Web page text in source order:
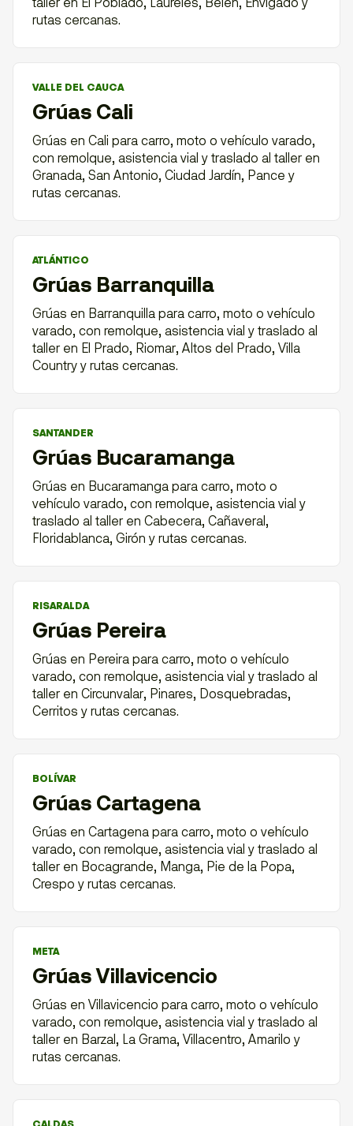
rutas cercanas.
VALLE DEL CAUCA
Grúas Cali
Grúas en Cali para carro, moto o vehículo varado,
con remolque, asistencia vial y traslado al taller en
Granada, San Antonio, Ciudad Jardín, Pance y
rutas cercanas.
ATLÁNTICO
Grúas Barranquilla
Grúas en Barranquilla para carro, moto o vehículo
varado, con remolque, asistencia vial y traslado al
taller en El Prado, Riomar, Altos del Prado, Villa
Country y rutas cercanas.
SANTANDER
Grúas Bucaramanga
Grúas en Bucaramanga para carro, moto o
vehículo varado, con remolque, asistencia vial y
traslado al taller en Cabecera, Cañaveral,
Floridablanca, Girón y rutas cercanas.
RISARALDA
Grúas Pereira
Grúas en Pereira para carro, moto o vehículo
varado, con remolque, asistencia vial y traslado al
taller en Circunvalar, Pinares, Dosquebradas,
Cerritos y rutas cercanas.
BOLÍVAR
Grúas Cartagena
Grúas en Cartagena para carro, moto o vehículo
varado, con remolque, asistencia vial y traslado al
taller en Bocagrande, Manga, Pie de la Popa,
Crespo y rutas cercanas.
META
Grúas Villavicencio
Grúas en Villavicencio para carro, moto o vehículo
varado, con remolque, asistencia vial y traslado al
taller en Barzal, La Grama, Villacentro, Amarilo y
rutas cercanas.